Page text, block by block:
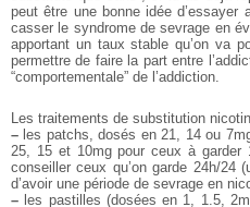
peut être une bonne idée d’essayer
casser le syndrome de sevrage en
apportant un taux stable qu’on va
permettre de faire la part entre
“comportementale” de l’addiction.
Les traitements de substitution
– les patchs, dosés en 21, 14 ou
25, 15 et 10mg pour ceux à garder
conseiller ceux qu’on garde 24h/24
d’avoir une période de sevrage en
– les pastilles (dosées en 1, 1.5,